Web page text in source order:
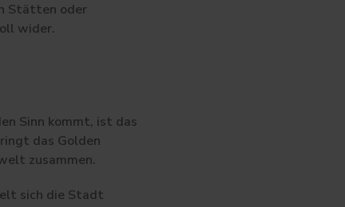
Stätten oder
wider.
Sinn kommt, ist das
das Golden
zusammen.
sich die Stadt